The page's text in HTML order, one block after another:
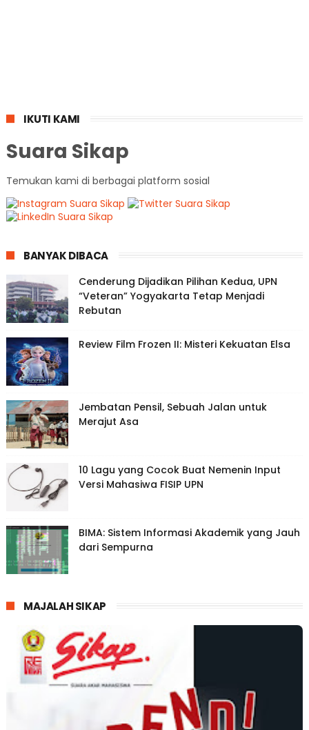
IKUTI KAMI
Suara Sikap
Temukan kami di berbagai platform sosial
BANYAK DIBACA
Cenderung Dijadikan Pilihan Kedua, UPN
“Veteran” Yogyakarta Tetap Menjadi
Rebutan
Review Film Frozen II: Misteri Kekuatan Elsa
Jembatan Pensil, Sebuah Jalan untuk
Merajut Asa
10 Lagu yang Cocok Buat Nemenin Input
Versi Mahasiwa FISIP UPN
BIMA: Sistem Informasi Akademik yang Jauh
dari Sempurna
MAJALAH SIKAP